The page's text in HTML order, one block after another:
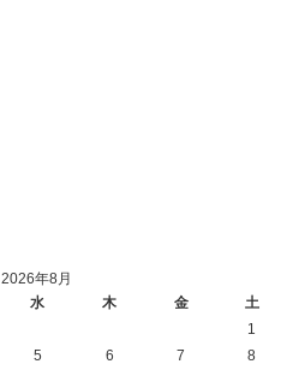
2026年8月
水 木 金
土
1
5 6 7 8